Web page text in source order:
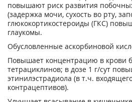
повышают риск развития
(задержка мочи, сухость во рту,
глюкокортикостероиды (ГКС)
глаукомы.
Обусловленные аскорбиновой
Повышает концентрацию в крови
тетрациклинов; в дозе 1 г/сут
этинилэстрадиола (в т.ч.
контрацептивов).